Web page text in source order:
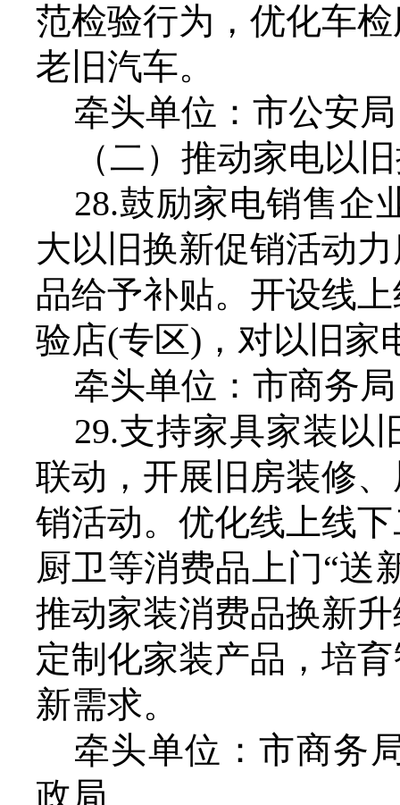
范检验行为，优化车
老旧汽车。
牵头单位：市公安局
（二）推动家电以
28.鼓励家电销售企
大以旧换新促销活动
品给予补贴。开设线
验店(专区)，对以旧家
牵头单位：市商务
29.支持家具家装以
联动，开展旧房装修
销活动。优化线上线
厨卫等消费品上门“送
推动家装消费品换新
定制化家装产品，培
新需求。
牵头单位：市商务
政局